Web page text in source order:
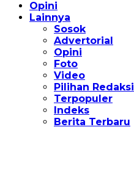
Opini
Lainnya
Sosok
Advertorial
Opini
Foto
Video
Pilihan Redaksi
Terpopuler
Indeks
Berita Terbaru